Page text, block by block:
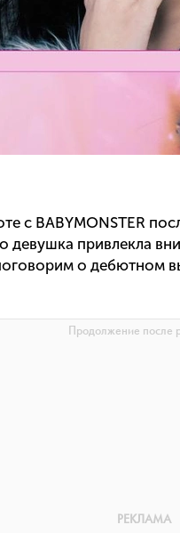
с BABYMONSTER
девушка привлекла
о дебютном